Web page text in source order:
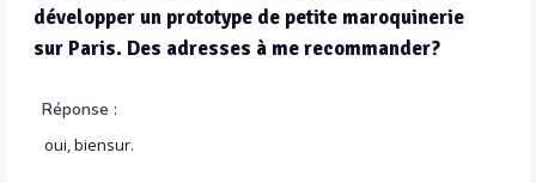
développer un prototype de petite maroquinerie
sur Paris. Des adresses à me recommander?
Réponse :
oui, biensur.